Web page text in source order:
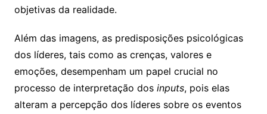
objetivas da realidade.
Além das imagens, as predisposições psicológicas
dos líderes, tais como as crenças, valores e
emoções, desempenham um papel crucial no
processo de interpretação dos inputs, pois elas
alteram a percepção dos líderes sobre os eventos